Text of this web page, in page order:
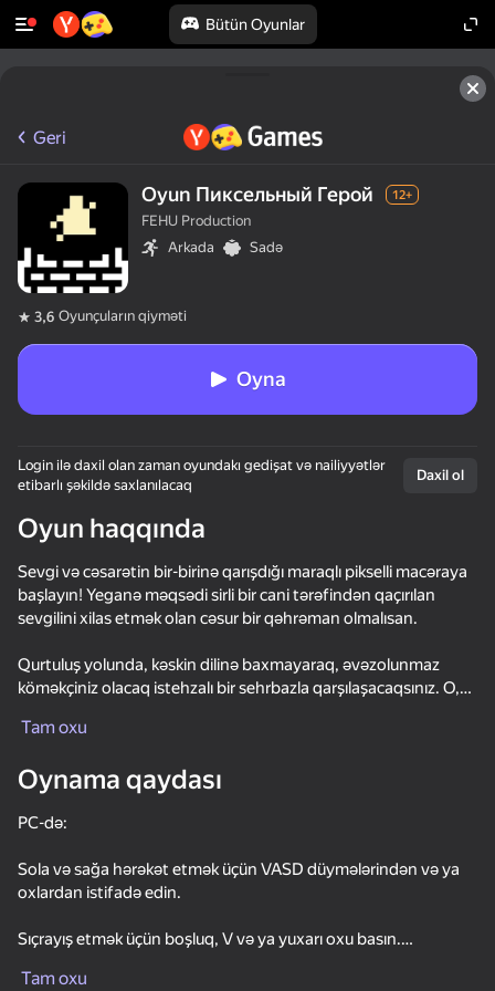
Bütün Oyunlar
Cihazı döndərin
Oyun yalnız üfüqi
rejimdə işləyir
67
63
71
Geri
Oyun Пиксельный Герой 12+
FEHU Production
Arkada
Sadə
3,6 Oyunçuların qiyməti
Oyna
Login ilə daxil olan zaman oyundakı gedişat və nailiyyətlər
etibarlı şəkildə saxlanılacaq
Daxil ol
Oyun haqqında
Sevgi və cəsarətin bir-birinə qarışdığı maraqlı pikselli macəraya
başlayın! Yeganə məqsədi sirli bir cani tərəfindən qaçırılan
sevgilini xilas etmək olan cəsur bir qəhrəman olmalısan.
Qurtuluş yolunda, kəskin dilinə baxmayaraq, əvəzolunmaz
köməkçiniz olacaq istehzalı bir sehrbazla qarşılaşacaqsınız. O,
çətinliklərin öhdəsindən gəlməyə kömək edəcək.
Çətin platforma sınaqları və məkrli tələlərlə dolu bir çox
əsas müttəfiqləriniz olacaq, çünki hər addım dəqiq atlamalar və
Oyunda irəliləmək üçün yeni yollar açan gizli açarları axtarmalı
üçün tələlərdən qaçın.
Tam oxu
Oynama qaydası
PC-də:
Sola və sağa hərəkət etmək üçün VASD düymələrindən və ya
oxlardan istifadə edin.
Sıçrayış etmək üçün boşluq, V və ya yuxarı oxu basın.
Mobil cihazlarda:
Tam oxu